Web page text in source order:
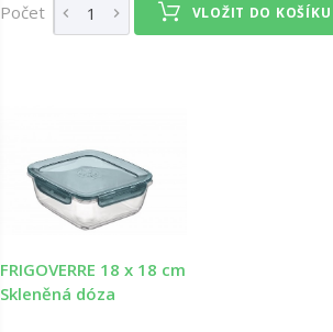
Počet VLOŽIT DO KOŠÍKU
FRIGOVERRE 18 x 18 cm
Skleněná dóza